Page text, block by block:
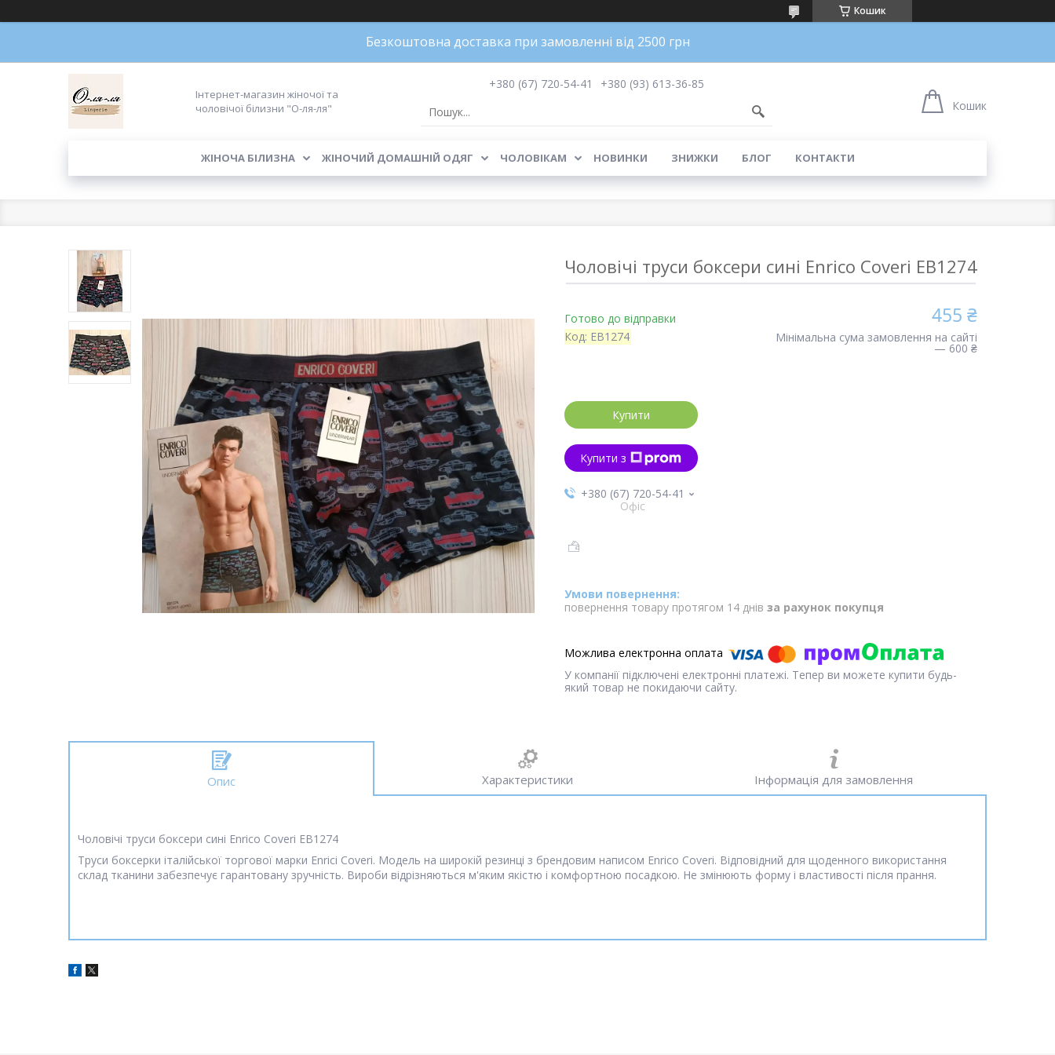
Кошик
Безкоштовна доставка при замовленні від 2500 грн
Інтернет-магазин жіночої та
чоловічої білизни "О-ля-ля"
+380 (67) 720-54-41
+380 (93) 613-36-85
Кошик
ЖІНОЧА БІЛИЗНА ЖІНОЧИЙ ДОМАШНІЙ ОДЯГ ЧОЛОВІКАМ НОВИНКИ ЗНИЖКИ БЛОГ КОНТАКТИ
Чоловічі труси боксери сині Enrico Coveri EB1274
Готово до відправки
Код: EB1274
455 ₴
Мінімальна сума замовлення на сайті
— 600 ₴
Купити
Купити з
+380 (67) 720-54-41
Офіс
повернення товару протягом 14 днів за рахунок покупця
У компанії підключені електронні платежі. Тепер ви можете купити будь-
який товар не покидаючи сайту.
Опис Характеристики Інформація для замовлення
Чоловічі труси боксери сині Enrico Coveri EB1274
Труси боксерки італійської торгової марки Enrici Coveri. Модель на широкій резинці з брендовим написом Enrico Coveri. Відповідний для щоденного використання
склад тканини забезпечує гарантовану зручність. Вироби відрізняються м'яким якістю і комфортною посадкою. Не змінюють форму і властивості після прання.